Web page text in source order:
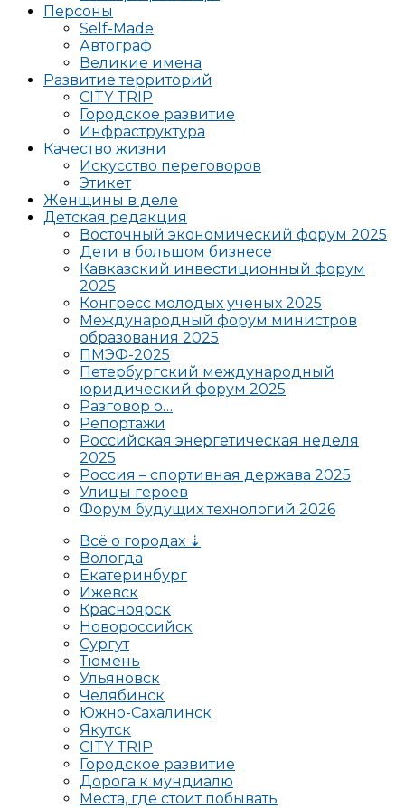
Персоны
Self-Made
Автограф
Великие имена
Развитие территорий
CITY TRIP
Городское развитие
Инфраструктура
Качество жизни
Искусство переговоров
Этикет
Женщины в деле
Детская редакция
Восточный экономический форум 2025
Дети в большом бизнесе
Кавказский инвестиционный форум
2025
Конгресс молодых ученых 2025
Международный форум министров
образования 2025
ПМЭФ-2025
Петербургский международный
юридический форум 2025
Разговор о…
Репортажи
Российская энергетическая неделя
2025
Россия – спортивная держава 2025
Улицы героев
Форум будущих технологий 2026
Всё о городах ⇣
Вологда
Екатеринбург
Ижевск
Красноярск
Новороссийск
Сургут
Тюмень
Ульяновск
Челябинск
Южно-Сахалинск
Якутск
CITY TRIP
Городское развитие
Дорога к мундиалю
Места, где стоит побывать